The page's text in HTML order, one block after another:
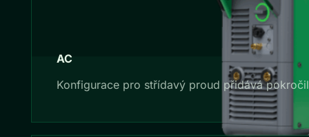
AC
Konfigurace pro střídavý proud přidává